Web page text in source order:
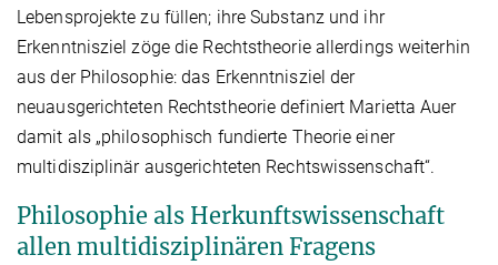
Lebensprojekte zu füllen; ihre Substanz und ihr
Erkenntnisziel zöge die Rechtstheorie allerdings weiterhin
aus der Philosophie: das Erkenntnisziel der
neuausgerichteten Rechtstheorie definiert Marietta Auer
damit als „philosophisch fundierte Theorie einer
multidisziplinär ausgerichteten Rechtswissenschaft“.
Philosophie als Herkunftswissenschaft
allen multidisziplinären Fragens